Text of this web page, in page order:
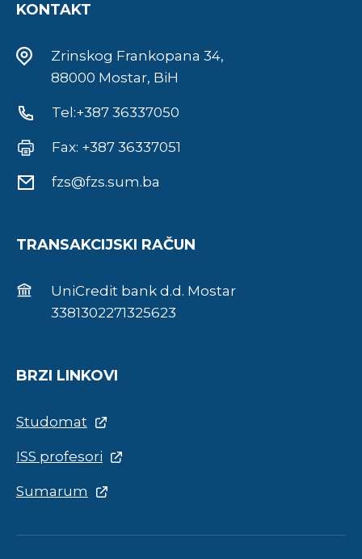
KONTAKT
Zrinskog Frankopana 34,
88000 Mostar, BiH
Tel:+387 36337050
Fax: +387 36337051
fzs@fzs.sum.ba
TRANSAKCIJSKI RAČUN
UniCredit bank d.d. Mostar
3381302271325623
BRZI LINKOVI
Studomat
ISS profesori
Sumarum